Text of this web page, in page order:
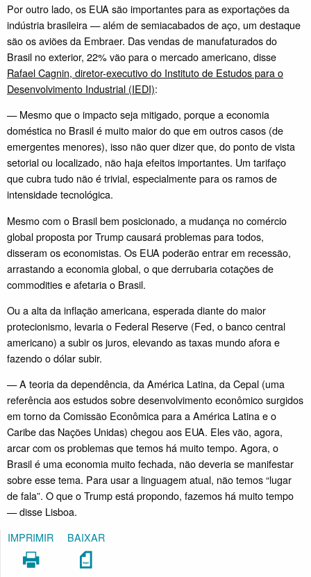
Por outro lado, os EUA são importantes para as exportações da
indústria brasileira — além de semiacabados de aço, um destaque
são os aviões da Embraer. Das vendas de manufaturados do
Brasil no exterior, 22% vão para o mercado americano, disse
Rafael Cagnin, diretor-executivo do Instituto de Estudos para o
Desenvolvimento Industrial (IEDI):
— Mesmo que o impacto seja mitigado, porque a economia
doméstica no Brasil é muito maior do que em outros casos (de
emergentes menores), isso não quer dizer que, do ponto de vista
setorial ou localizado, não haja efeitos importantes. Um tarifaço
que cubra tudo não é trivial, especialmente para os ramos de
intensidade tecnológica.
Mesmo com o Brasil bem posicionado, a mudança no comércio
global proposta por Trump causará problemas para todos,
disseram os economistas. Os EUA poderão entrar em recessão,
arrastando a economia global, o que derrubaria cotações de
commodities e afetaria o Brasil.
Ou a alta da inflação americana, esperada diante do maior
protecionismo, levaria o Federal Reserve (Fed, o banco central
americano) a subir os juros, elevando as taxas mundo afora e
fazendo o dólar subir.
— A teoria da dependência, da América Latina, da Cepal (uma
referência aos estudos sobre desenvolvimento econômico surgidos
em torno da Comissão Econômica para a América Latina e o
Caribe das Nações Unidas) chegou aos EUA. Eles vão, agora,
arcar com os problemas que temos há muito tempo. Agora, o
Brasil é uma economia muito fechada, não deveria se manifestar
sobre esse tema. Para usar a linguagem atual, não temos “lugar
de fala”. O que o Trump está propondo, fazemos há muito tempo
— disse Lisboa.
IMPRIMIR
BAIXAR